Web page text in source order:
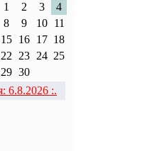
1
2 3
4
8 9 10 11
15 16 17 18
22 23 24 25
29 30
6.8.2026 :.